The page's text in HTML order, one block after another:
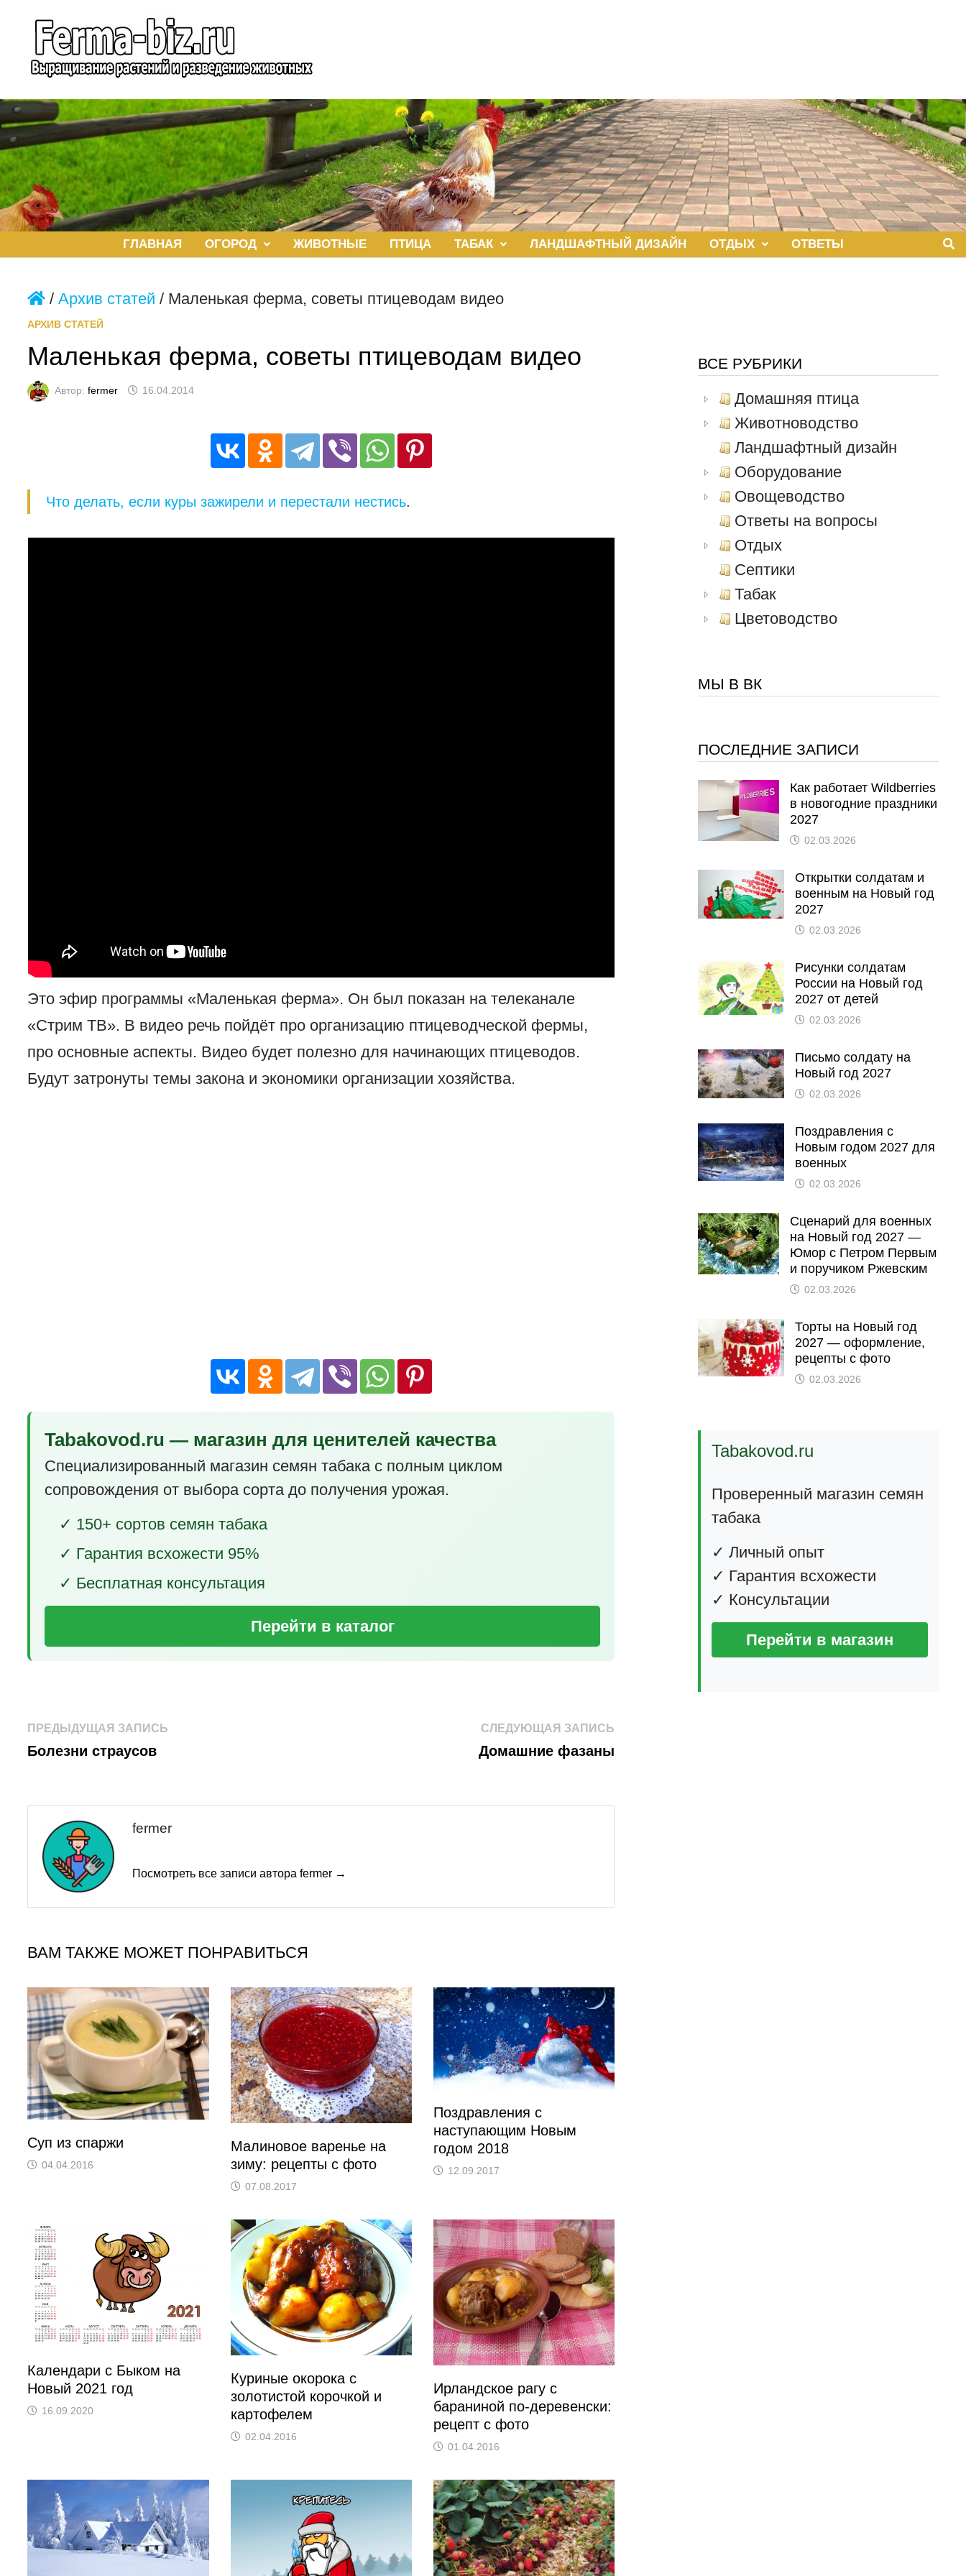
содержимому
ГЛАВНАЯ ОГОРОД ЖИВОТНЫЕ ПТИЦА ТАБАК ЛАНДШАФТНЫЙ ДИЗАЙН ОТДЫХ ОТВЕТЫ
/Архив статей / Маленькая ферма, советы птицеводам видео
АРХИВ СТАТЕЙ
Маленькая ферма, советы птицеводам видео
Автор:fermer 16.04.2014
Что делать, если куры зажирели и перестали нестись.
Это эфир программы «Маленькая ферма». Он был показан на телеканале
«Стрим ТВ». В видео речь пойдёт про организацию птицеводческой фермы,
про основные аспекты. Видео будет полезно для начинающих птицеводов.
Будут затронуты темы закона и экономики организации хозяйства.
Tabakovod.ru — магазин для ценителей качества
Специализированный магазин семян табака с полным циклом
сопровождения от выбора сорта до получения урожая.
✓ 150+ сортов семян табака
✓ Гарантия всхожести 95%
✓ Бесплатная консультация
Перейти в каталог
Навигация
по
ПРЕДЫДУЩАЯ ЗАПИСЬ
Болезни страусов
СЛЕДУЮЩАЯ ЗАПИСЬСледующая
запись:
Домашние фазаны
fermer
Посмотреть все записи автора fermer →
ВАМ ТАКЖЕ МОЖЕТ ПОНРАВИТЬСЯ
Суп из спаржи
04.04.2016
Малиновое варенье на
зиму: рецепты с фото
07.08.2017
Поздравления с
наступающим Новым
годом 2018
12.09.2017
Календари с Быком на
Новый 2021 год
16.09.2020
Куриные окорока с
золотистой корочкой и
картофелем
02.04.2016
Ирландское рагу с
бараниной по-деревенски:
рецепт с фото
01.04.2016
ВСЕ РУБРИКИ
Домашняя птица
Животноводство
Ландшафтный дизайн
Оборудование
Овощеводство
Ответы на вопросы
Отдых
Септики
Табак
Цветоводство
МЫ В ВК
ПОСЛЕДНИЕ ЗАПИСИ
Как работает Wildberries
в новогодние праздники
2027
02.03.2026
Открытки солдатам и
военным на Новый год
2027
02.03.2026
Рисунки солдатам
России на Новый год
2027 от детей
02.03.2026
Письмо солдату на
Новый год 2027
02.03.2026
Поздравления с
Новым годом 2027 для
военных
02.03.2026
Сценарий для военных
на Новый год 2027 —
Юмор с Петром Первым
и поручиком Ржевским
02.03.2026
Торты на Новый год
2027 — оформление,
рецепты с фото
02.03.2026
Tabakovod.ru
Проверенный магазин семян
табака
✓ Личный опыт
✓ Гарантия всхожести
✓ Консультации
Перейти в магазин